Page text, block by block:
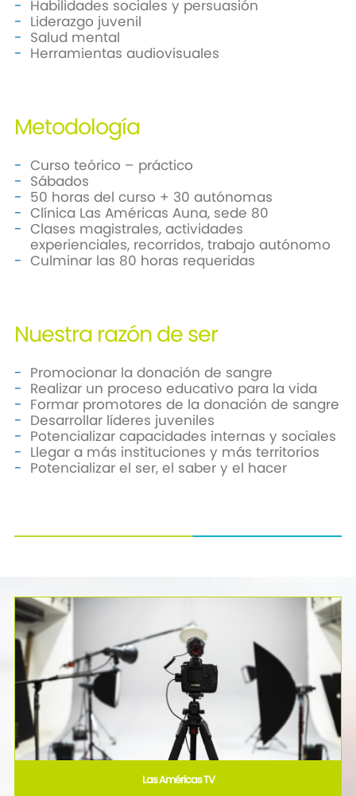
Habilidades sociales y persuasión
Liderazgo juvenil
Salud mental
Herramientas audiovisuales
Metodología
Curso teórico – práctico
Sábados
50 horas del curso + 30 autónomas
Clínica Las Américas Auna, sede 80
Clases magistrales, actividades
experienciales, recorridos, trabajo autónomo
Culminar las 80 horas requeridas
Nuestra razón de ser
Promocionar la donación de sangre
Realizar un proceso educativo para la vida
Formar promotores de la donación de sangre
Desarrollar líderes juveniles
Potencializar capacidades internas y sociales
Llegar a más instituciones y más territorios
Potencializar el ser, el saber y el hacer
Las Américas TV